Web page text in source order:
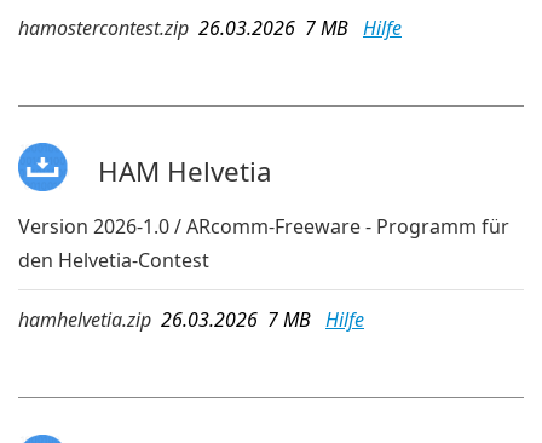
hamostercontest.zip 26.03.2026 7 MB Hilfe
HAM Helvetia
Version 2026-1.0 / ARcomm-Freeware - Programm für
den Helvetia-Contest
hamhelvetia.zip 26.03.2026 7 MB Hilfe